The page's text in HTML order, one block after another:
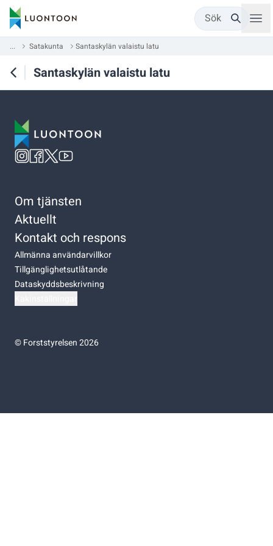
Sök
... Satakunta Santaskylän valaistu latu
Santaskylän valaistu latu
Om tjänsten
Aktuellt
Kontakt och respons
Allmänna användarvillkor
Tillgänglighetsutlåtande
Dataskyddsbeskrivning
©Forststyrelsen 2026